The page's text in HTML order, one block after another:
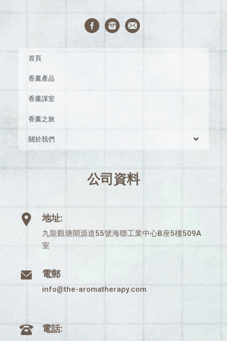
首頁
香薰產品
香薰課室
香薰之旅
關於我們
公司資料
地址:
九龍觀塘開源道55號海聯工業中心B座5樓509A
室
電郵
info@the-aromatherapy.com
電話: